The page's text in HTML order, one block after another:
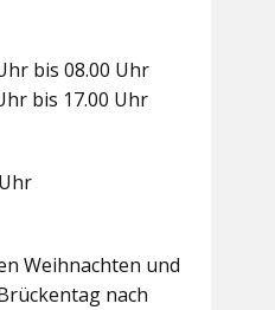
bis 08.00 Uhr
bis 17.00 Uhr
Weihnachten und
nach